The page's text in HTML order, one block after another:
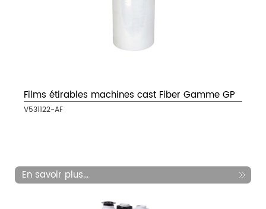
Films étirables machines cast Fiber Gamme GP
V531122-AF
En savoir plus...